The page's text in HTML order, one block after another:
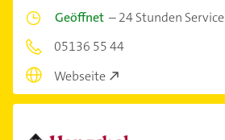
Geöffnet –24 Stunden Service
05136 55 44
Webseite